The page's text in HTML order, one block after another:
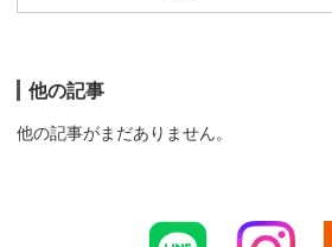
他の記事
他の記事がまだありません。